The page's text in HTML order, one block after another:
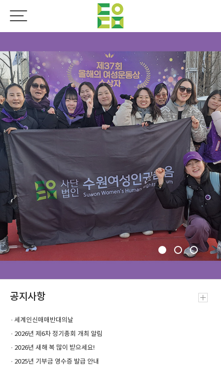
공지사항
세계인신매매반대의날
2026년 제6차 정기총회 개최 알림
2026년 새해 복 많이 받으세요!
2025년 기부금 영수증 발급 안내